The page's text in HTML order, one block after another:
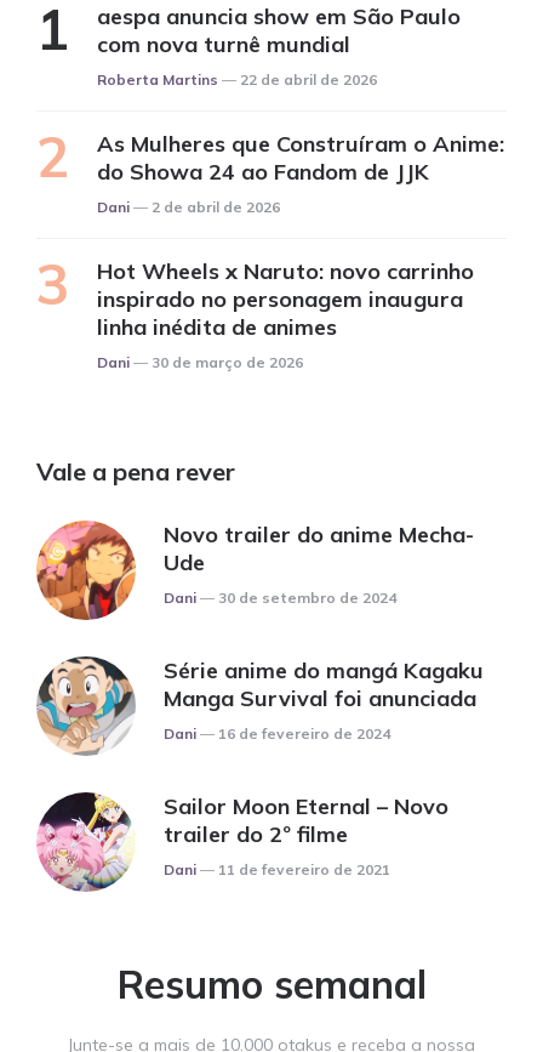
aespa anuncia show em São Paulo
com nova turnê mundial
Posted
Roberta Martins 22 de abril de 2026
As Mulheres que Construíram o Anime:
do Showa 24 ao Fandom de JJK
Posted
Dani 2 de abril de 2026
Hot Wheels x Naruto: novo carrinho
inspirado no personagem inaugura
linha inédita de animes
Posted
Dani 30 de março de 2026
Vale a pena rever
Novo trailer do anime Mecha-
Ude
Posted
Dani 30 de setembro de 2024
Série anime do mangá Kagaku
Manga Survival foi anunciada
Posted
Dani 16 de fevereiro de 2024
Sailor Moon Eternal – Novo
trailer do 2º filme
Posted
Dani 11 de fevereiro de 2021
Resumo semanal
Junte-se a mais de 10.000 otakus e receba a nossa